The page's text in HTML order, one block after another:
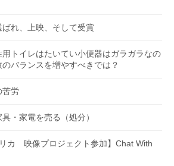
れ、上映、そして受賞
用トイレはたいてい小便器はガラガラなの
バランスを増やすべきでは？
苦労
・家電を売る（処分）
カ 映像プロジェクト参加】Chat With